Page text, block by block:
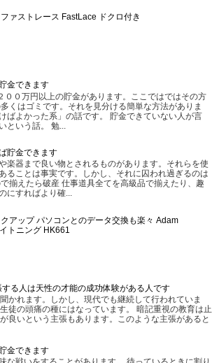
ァストレース FastLace ドクロ付き
金できます
００万円以上の貯金があります。ここではではその方
くはゴミです。それを見分ける簡単な方法がありま
ばよかった系」の話です。 貯金できていない人が言
という話。 勉...
貯金できます
楽器まで良い物とされるものがあります。それらを使
ることは事実です。しかし、それに囚われ過ぎるのは
揃えたら破産 仕事道具全てを高級品で揃えたり、趣
にすればより確...
アップ パソコンとのデータ交換も楽々 Adam
トニング HK661
る人は天性の才能の成功体験がある人です
かれます。しかし、現代でも継続して行われていま
徒の頭痛の種にはなっています。 暗記重視の教育は止
良いという主張もあります。このような主張があると
金できます